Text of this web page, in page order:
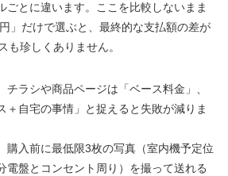
ごとに違います。ここを比較しないまま
」だけで選ぶと、最終的な支払額の差が
も珍しくありません。
ラシや商品ページは「ベース料金」、
＋自宅の事情」と捉えると失敗が減りま
購入前に最低限3枚の写真（室内機予定位
電盤とコンセント周り）を撮って送れる